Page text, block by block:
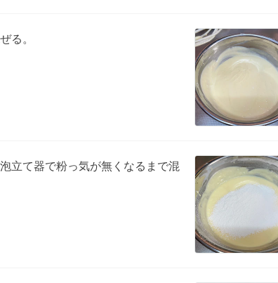
る。
立て器で粉っ気が無くなるまで混